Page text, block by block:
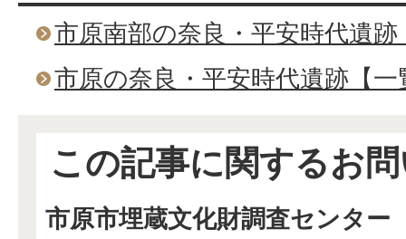
市原南部の奈良・平安時代遺跡
市原の奈良・平安時代遺跡【一
この記事に関するお
市原市埋蔵文化財調査センター